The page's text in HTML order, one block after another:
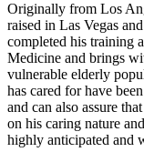
Originally from Los
raised in Las Vegas
completed his training
Medicine and brings
vulnerable elderly
has cared for have
and can also assure
on his caring nature
highly anticipated and